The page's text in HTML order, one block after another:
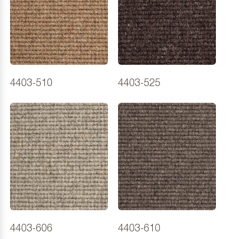
4403-510 4403-525
4403-606 4403-610